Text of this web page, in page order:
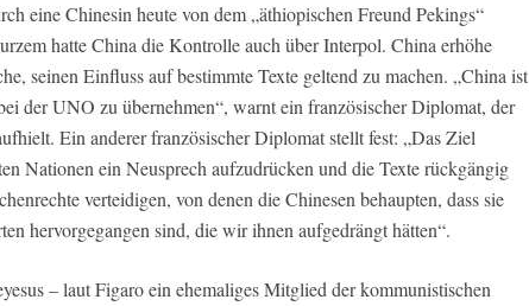
eine Chinesin heute von dem „äthiopischen Freund Pekings“
hatte China die Kontrolle auch über Interpol. China erhöhe
seinen Einfluss auf bestimmte Texte geltend zu machen. „China ist
der UNO zu übernehmen“, warnt ein französischer Diplomat, der
Ein anderer französischer Diplomat stellt fest: „Das Ziel
Nationen ein Neusprech aufzudrücken und die Texte rückgängig
verteidigen, von denen die Chinesen behaupten, dass sie
hervorgegangen sind, die wir ihnen aufgedrängt hätten“.
– laut Figaro ein ehemaliges Mitglied der kommunistischen